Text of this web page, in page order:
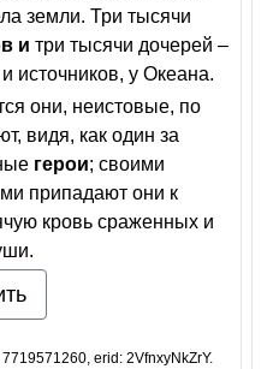
земли. Три тысячи
и три тысячи дочерей –
источников, у Океана.
они, неистовые, по
видя, как один за
герои; своими
припадают они к
кровь сраженных и
erid: 2VfnxyNkZrY.